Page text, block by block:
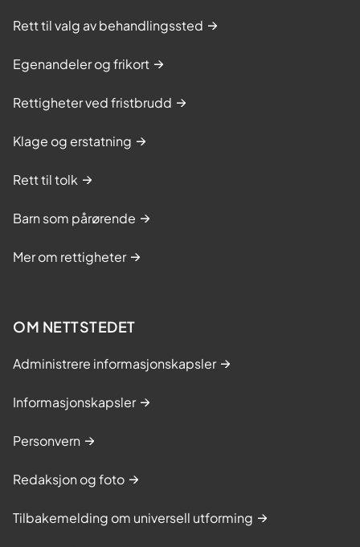
Rett til valg av behandlingssted
Egenandeler og frikort
Rettigheter ved fristbrudd
Klage og erstatning
Rett til tolk
Barn som pårørende
Mer om rettigheter
OM NETTSTEDET
Administrere informasjonskapsler
Informasjonskapsler
Personvern
Redaksjon og foto
Tilbakemelding om universell utforming